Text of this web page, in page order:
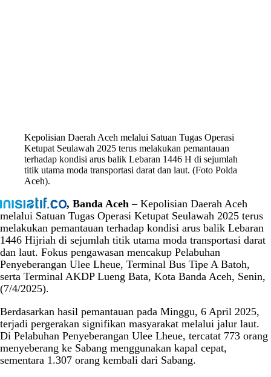
Kepolisian Daerah Aceh melalui Satuan Tugas Operasi
Ketupat Seulawah 2025 terus melakukan pemantauan
terhadap kondisi arus balik Lebaran 1446 H di sejumlah
titik utama moda transportasi darat dan laut. (Foto Polda
Aceh).
, Banda Aceh – Kepolisian Daerah Aceh
melalui Satuan Tugas Operasi Ketupat Seulawah 2025 terus
melakukan pemantauan terhadap kondisi arus balik Lebaran
1446 Hijriah di sejumlah titik utama moda transportasi darat
dan laut. Fokus pengawasan mencakup Pelabuhan
Penyeberangan Ulee Lheue, Terminal Bus Tipe A Batoh,
serta Terminal AKDP Lueng Bata, Kota Banda Aceh, Senin,
(7/4/2025).
Berdasarkan hasil pemantauan pada Minggu, 6 April 2025,
terjadi pergerakan signifikan masyarakat melalui jalur laut.
Di Pelabuhan Penyeberangan Ulee Lheue, tercatat 773 orang
menyeberang ke Sabang menggunakan kapal cepat,
sementara 1.307 orang kembali dari Sabang.